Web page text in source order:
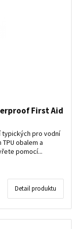
First Aid
typických pro vodní
obalem a
pomocí...
Detail produktu